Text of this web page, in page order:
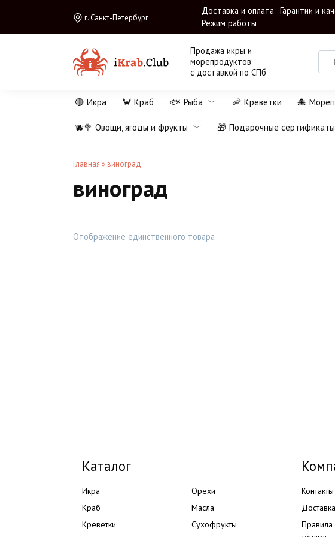
содержанию
г. Санкт-Петербург
Доставка и оплата Гарантии и
Режим работы
Продажа икры и
морепродуктов
с доставкой по СПб
for:
🔴 Икра 🦀 Краб 🐟 Рыба 🦐 Креветки 🐙
🫐🥦 Овощи, ягоды и фрукты 🎁 Подарочные сертификаты
Главная » виноград
виноград
Отображение единственного товара
Каталог
Икра
Краб
Креветки
Орехи
Масла
Сухофрукты
Контакты
Правила